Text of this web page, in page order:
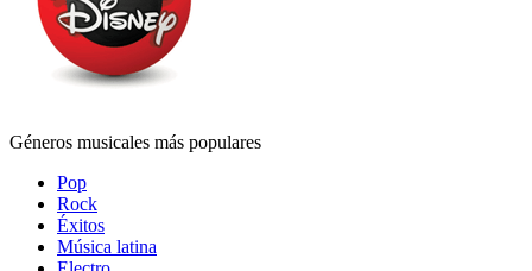
Géneros musicales más populares
Pop
Rock
Éxitos
Música latina